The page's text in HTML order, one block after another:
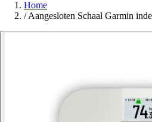
Home
/ Aangesloten Schaal Garmin